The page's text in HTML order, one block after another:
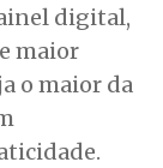
digital,
maior
o maior da